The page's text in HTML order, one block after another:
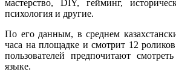
мастерство, DIY, гейминг,
психология и другие.
По его данным, в среднем
часа на площадке и смотрит 12
пользователей предпочитают
языке.